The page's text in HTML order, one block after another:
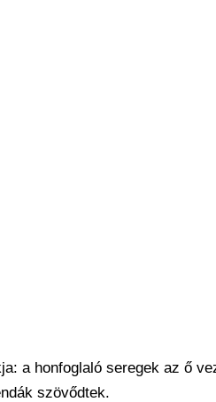
a honfoglaló seregek az ő
szövődtek.